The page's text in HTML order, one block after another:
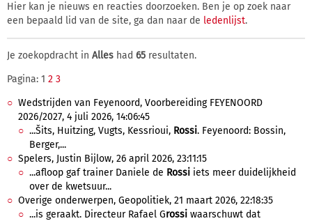
Hier kan je nieuws en reacties doorzoeken. Ben je op zoek naar
een bepaald lid van de site, ga dan naar de ledenlijst.
Je zoekopdracht in Alles had 65 resultaten.
Pagina: 1 2 3
Wedstrijden van Feyenoord, Voorbereiding FEYENOORD
2026/2027, 4 juli 2026, 14:06:45
...Šits, Huitzing, Vugts, Kessrioui, Rossi. Feyenoord: Bossin,
Berger,...
Spelers, Justin Bijlow, 26 april 2026, 23:11:15
...afloop gaf trainer Daniele de Rossi iets meer duidelijkheid
over de kwetsuur...
Overige onderwerpen, Geopolitiek, 21 maart 2026, 22:18:35
...is geraakt. Directeur Rafael Grossi waarschuwt dat